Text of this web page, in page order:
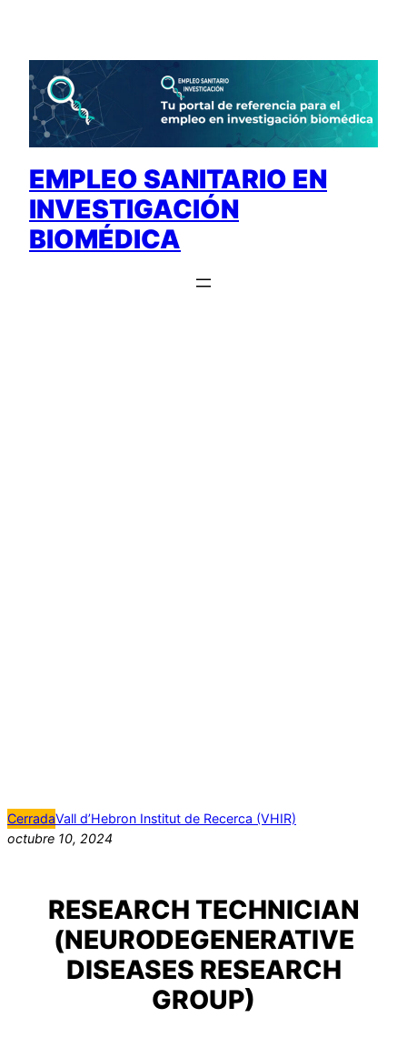
contenido
EMPLEO SANITARIO EN
INVESTIGACIÓN
BIOMÉDICA
CerradaVall d’Hebron Institut de Recerca (VHIR)
octubre 10, 2024
RESEARCH TECHNICIAN
(NEURODEGENERATIVE
DISEASES RESEARCH
GROUP)